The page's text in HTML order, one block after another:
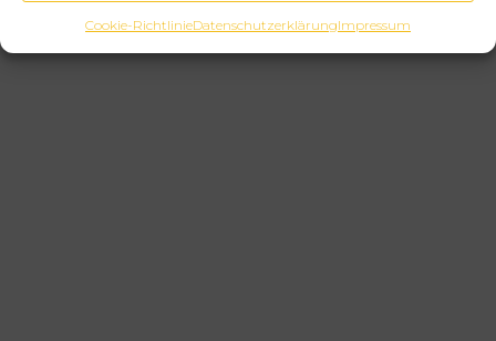
Cookie-RichtlinieDatenschutzerklärungImpressum